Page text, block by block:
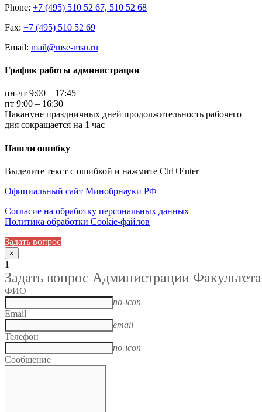
Phone: +7 (495) 510 52 67, 510 52 68
Fax: +7 (495) 510 52 69
Email: mail@mse-msu.ru
График работы администрации
пн-чт 9:00 – 17:45
пт 9:00 – 16:30
Накануне праздничных дней продолжительность рабочего
дня сокращается на 1 час
Нашли ошибку
Выделите текст с ошибкой и нажмите Ctrl+Enter
Официальный сайт Минобрнауки РФ
Согласие на обработку персональных данных
Политика обработки Cookie-файлов
Задать вопрос
×
1
Задать вопрос Администрации Факультета
ФИО
no-icon
Email
email
Телефон
no-icon
Сообщение